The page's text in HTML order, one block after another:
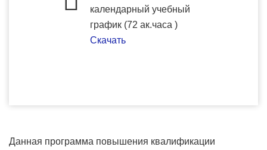
календарный учебный
график (72 ак.часа )
Скачать
Данная программа повышения квалификации